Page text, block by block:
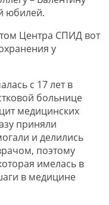
юбилей.
Центра СПИДвот
у
алась с 17 лет в
больнице
медицинских
приняли
и делились
поэтому
имелась в
в медицине